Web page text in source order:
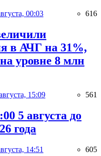
00:03 616
в АЧГ на 31%,
уровне 8 млн
15:09 561
5 августа до
года
14:51 605